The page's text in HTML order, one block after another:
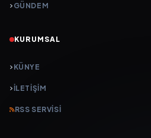
GÜNDEM
KURUMSAL
KÜNYE
İLETIŞIM
RSS SERVISI